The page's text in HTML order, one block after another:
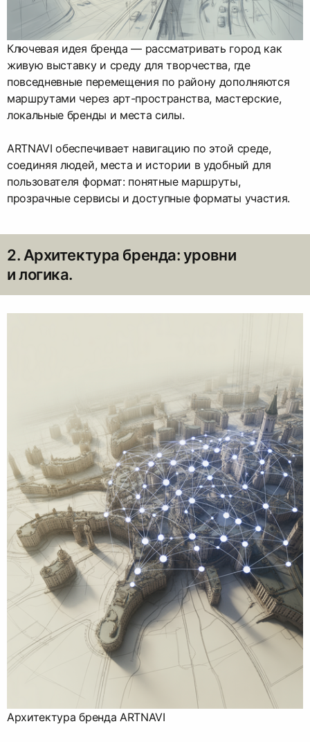
Ключевая идея бренда — рассматривать город как
живую выставку и среду для творчества, где
повседневные перемещения по району дополняются
маршрутами через арт-пространства, мастерские,
локальные бренды и места силы.
ARTNAVI обеспечивает навигацию по этой среде,
соединяя людей, места и истории в удобный для
пользователя формат: понятные маршруты,
прозрачные сервисы и доступные форматы участия.
2. Архитектура бренда: уровни
и логика.
Архитектура бренда ARTNAVI